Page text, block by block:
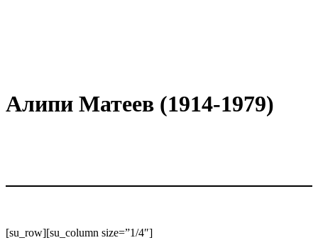
Алипи Матеев (1914-1979)
[su_row][su_column size=”1/4″]